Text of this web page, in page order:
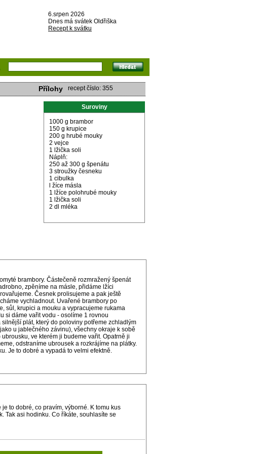
6.srpen 2026
Dnes má svátek Oldřiška
Recept k svátku
Přílohy recept číslo: 355
Suroviny
1000 g brambor
150 g krupice
200 g hrubé mouky
2 vejce
1 lžička soli
Náplň:
250 až 300 g špenátu
3 stroužky česneku
1 cibulka
l žíce másla
1 lžíce polohrubé mouky
1 lžička soli
2 dl mléka
brambory. Částečeně rozmražený špenát
zpěníme na másle, přidáme lžíci
Česnek prolisujeme a pak ještě
vychladnout. Uvařené brambory po
sůl, krupici a mouku a vypracujeme rukama
si dáme vařit vodu - osolíme 1 rovnou
plát, který do poloviny potřeme zchladlým
u jablečného závinu), všechny okraje k sobě
ve kterém ji budeme vařit. Opatrně ji
odstraníme ubrousek a rozkrájíme na plátky.
Je to dobré a vypadá to velmi efektně.
to dobré, co pravím, výborné. K tomu kus
Tak asi hodinku. Co říkáte, souhlasíte se